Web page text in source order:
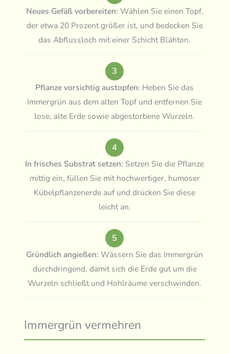
Neues Gefäß vorbereiten: Wählen Sie einen Topf,
der etwa 20 Prozent größer ist, und bedecken Sie
das Abflussloch mit einer Schicht Blähton.
3
Pflanze vorsichtig austopfen: Heben Sie das
Immergrün aus dem alten Topf und entfernen Sie
lose, alte Erde sowie abgestorbene Wurzeln.
4
In frisches Substrat setzen: Setzen Sie die Pflanze
mittig ein, füllen Sie mit hochwertiger, humoser
Kübelpflanzenerde auf und drücken Sie diese
leicht an.
5
Gründlich angießen: Wässern Sie das Immergrün
durchdringend, damit sich die Erde gut um die
Wurzeln schließt und Hohlräume verschwinden.
Immergrün vermehren